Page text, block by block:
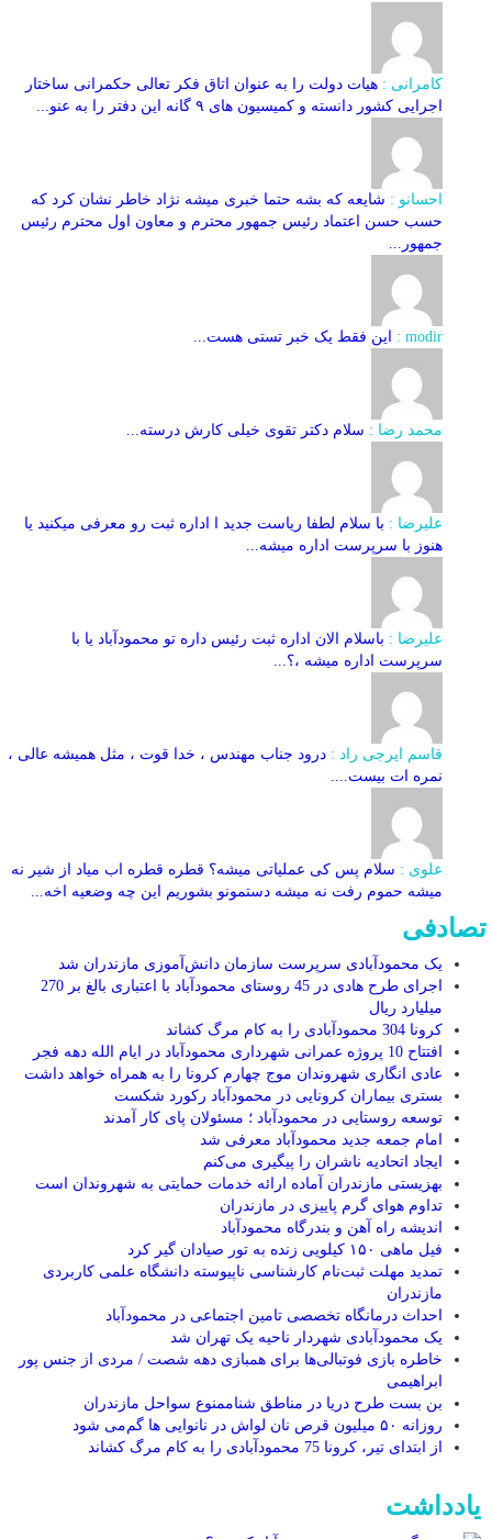
کامرانی : هیات دولت را به عنوان اتاق فکر تعالی حکمرانی ساختار
اجرایی کشور دانسته و کمیسیون های ۹ گانه این دفتر را به عنو...
احسانو : شایعه که بشه حتما خبری میشه نژاد خاطر نشان کرد که
حسب حسن اعتماد رئیس جمهور محترم و معاون اول محترم رئیس
جمهور...
modir : این فقط یک خبر تستی هست...
محمد رضا : سلام دکتر تقوی خیلی کارش درسته...
علیرضا : با سلام لطفا ریاست جدید ا اداره ثبت‌ رو معرفی میکنید یا
هنوز با سرپرست اداره‌ میشه...
علیرضا : باسلام الان اداره ثبت رئیس داره تو محمودآباد یا با
سرپرست اداره میشه ،؟...
قاسم ایرجی راد : درود جناب مهندس ، خدا قوت ، مثل همیشه عالی ،
نمره ات بیست....
علوی : سلام پس کی عملیاتی میشه؟ قطره قطره اب میاد از شیر نه
میشه حموم رفت نه میشه دستمونو بشوریم این چه وضعیه اخه...
تصادفی
یک محمودآبادی سرپرست سازمان دانش‌آموزی مازندران شد
اجرای طرح هادی در 45 روستای محمودآباد با اعتباری بالغ بر 270
میلیارد ریال
کرونا 304 محمودآبادی را به کام مرگ کشاند
افتتاح 10 پروژه عمرانی شهرداری محمودآباد در ایام الله دهه فجر
عادی انگاری شهروندان موج چهارم کرونا را به همراه خواهد داشت
بستری بیماران کرونایی در محمودآباد رکورد شکست
توسعه روستایی در محمودآباد ؛ مسئولان پای کار آمدند
امام جمعه جدید محمودآباد معرفی شد
ایجاد اتحادیه ناشران را پیگیری می‌کنم
بهزیستی مازندران آماده ارائه خدمات حمایتی به شهروندان است
تداوم هوای گرم پاییزی در مازندران
اندیشه راه آهن و بندرگاه محمودآباد
فیل ماهی ۱۵۰ کیلویی زنده به تور صیادان گیر کرد
تمدید مهلت ثبت‌نام کارشناسی ناپیوسته دانشگاه علمی کاربردی
مازندران
احداث درمانگاه تخصصی تامین اجتماعی در محمودآباد
یک محمودآبادی شهردار ناحیه یک تهران شد
خاطره بازی فوتبالی‌ها برای همبازی دهه شصت / مردی از جنس پور
ابراهیمی
بن بست طرح دریا در مناطق شناممنوع سواحل مازندران
روزانه ۵۰ میلیون قرص نان لواش در نانوایی ها گم‌می شود
از ابتدای تیر، کرونا 75 محمودآبادی را به کام مرگ کشاند
یادداشت